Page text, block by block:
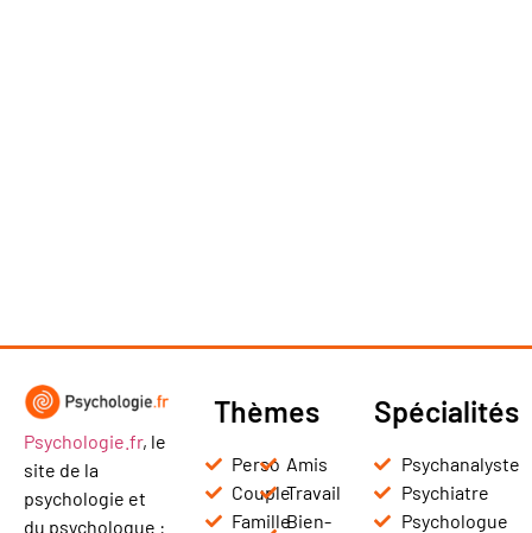
Psychologie.fr, le
site de la
psychologie et
du psychologue :
Thèmes
Perso
Couple
Famille
Amis
Travail
Bien-
Spécialités
Psychanalyste
Psychiatre
Psychologue